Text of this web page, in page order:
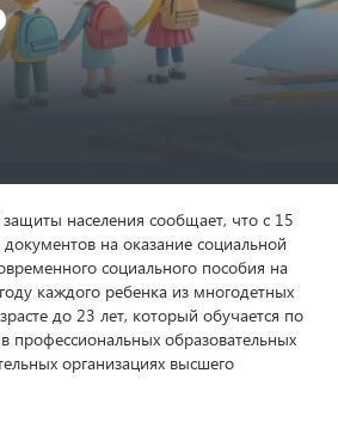
населения сообщает, что с 15
на оказание социальной
социального пособия на
каждого ребенка из многодетных
до 23 лет, который обучается по
образовательных
организациях высшего